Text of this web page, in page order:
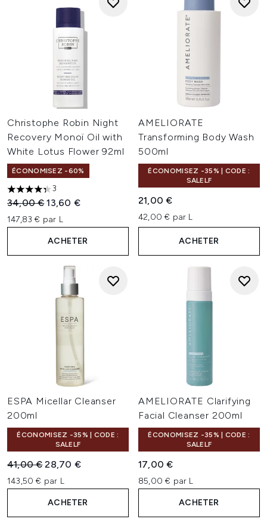
Christophe Robin Night
Recovery Monoï Oil with
White Lotus Flower 92ml
ÉCONOMISEZ -60%
4.33 étoiles sur un maximum de 5
3
Prix de vente :
34,00 €Prix ​​actuel :
13,60 €
147,83 € par L
ACHETER
AMELIORATE
Transforming Body Wash
500ml
ÉCONOMISEZ -35% | CODE :
SALELF
21,00 €
42,00 € par L
ACHETER
ESPA Micellar Cleanser
200ml
ÉCONOMISEZ -35% | CODE :
SALELF
Prix de vente :
41,00 €Prix ​​actuel :
28,70 €
143,50 € par L
ACHETER
AMELIORATE Clarifying
Facial Cleanser 200ml
ÉCONOMISEZ -35% | CODE :
SALELF
17,00 €
85,00 € par L
ACHETER